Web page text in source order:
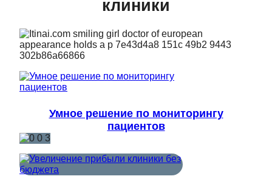
клиники
Умное решение по мониторингу
пациентов